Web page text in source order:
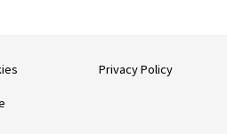
Privacy Policy